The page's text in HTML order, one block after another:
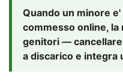
Quando un minore
commesso online,
genitori —
a discarico e integra